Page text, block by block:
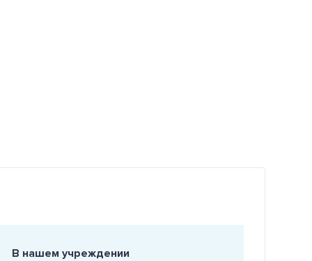
В нашем учреждении